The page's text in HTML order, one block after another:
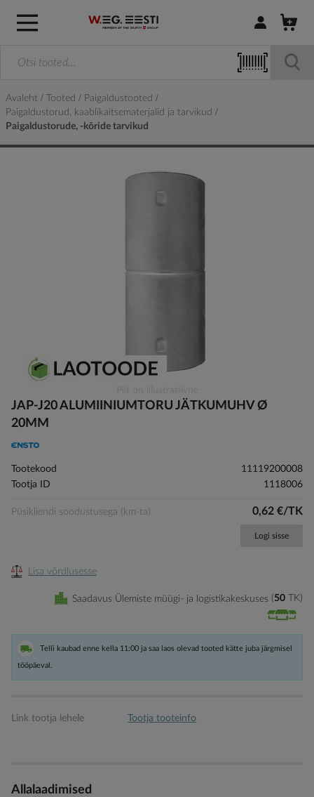
Logi sisse /
Avaleht Tooted
Paigaldustooted
Paigaldustorud, kaablikaitsematerjalid ja tarvikud
Paigaldustorude, -kõride tarvikud
to
the
of
images
gallery
JAP-J20 ALUMIINIUMTORU JÄTKUMUHV Ø
20MM
Tootekood
11119200008
Tootja ID
1118006
Püsikliendi soodustusega (km-ta) 0,62 €/TK
Logi sisse
Lisa võrdlusesse
Saadavus Ülemiste müügi- ja logistikakeskuses 50 TK
Telli kaubad enne kella 11:00 ja saa laos olevad tooted kätte juba järgmisel
tööpäeval.
Link tootja lehele Tootja tooteinfo
Allalaadimised